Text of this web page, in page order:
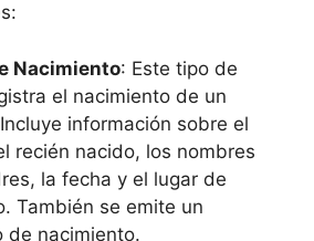
Nacimiento: Este tipo de
el nacimiento de un
información sobre el
recién nacido, los nombres
la fecha y el lugar de
También se emite un
de nacimiento.